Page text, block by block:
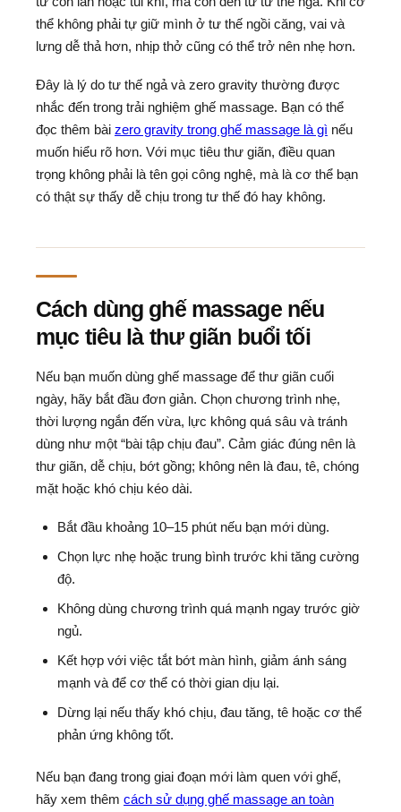
thể không phải tự giữ mình ở tư thế ngồi căng, vai và
lưng dễ thả hơn, nhịp thở cũng có thể trở nên nhẹ hơn.
Đây là lý do tư thế ngả và zero gravity thường được
nhắc đến trong trải nghiệm ghế massage. Bạn có thể
đọc thêm bài zero gravity trong ghế massage là gì nếu
muốn hiểu rõ hơn. Với mục tiêu thư giãn, điều quan
trọng không phải là tên gọi công nghệ, mà là cơ thể bạn
có thật sự thấy dễ chịu trong tư thế đó hay không.
Cách dùng ghế massage nếu
mục tiêu là thư giãn buổi tối
Nếu bạn muốn dùng ghế massage để thư giãn cuối
ngày, hãy bắt đầu đơn giản. Chọn chương trình nhẹ,
thời lượng ngắn đến vừa, lực không quá sâu và tránh
dùng như một “bài tập chịu đau”. Cảm giác đúng nên là
thư giãn, dễ chịu, bớt gồng; không nên là đau, tê, chóng
mặt hoặc khó chịu kéo dài.
Bắt đầu khoảng 10–15 phút nếu bạn mới dùng.
Chọn lực nhẹ hoặc trung bình trước khi tăng cường
độ.
Không dùng chương trình quá mạnh ngay trước giờ
ngủ.
Kết hợp với việc tắt bớt màn hình, giảm ánh sáng
mạnh và để cơ thể có thời gian dịu lại.
Dừng lại nếu thấy khó chịu, đau tăng, tê hoặc cơ thể
phản ứng không tốt.
Nếu bạn đang trong giai đoạn mới làm quen với ghế,
hãy xem thêm cách sử dụng ghế massage an toàn